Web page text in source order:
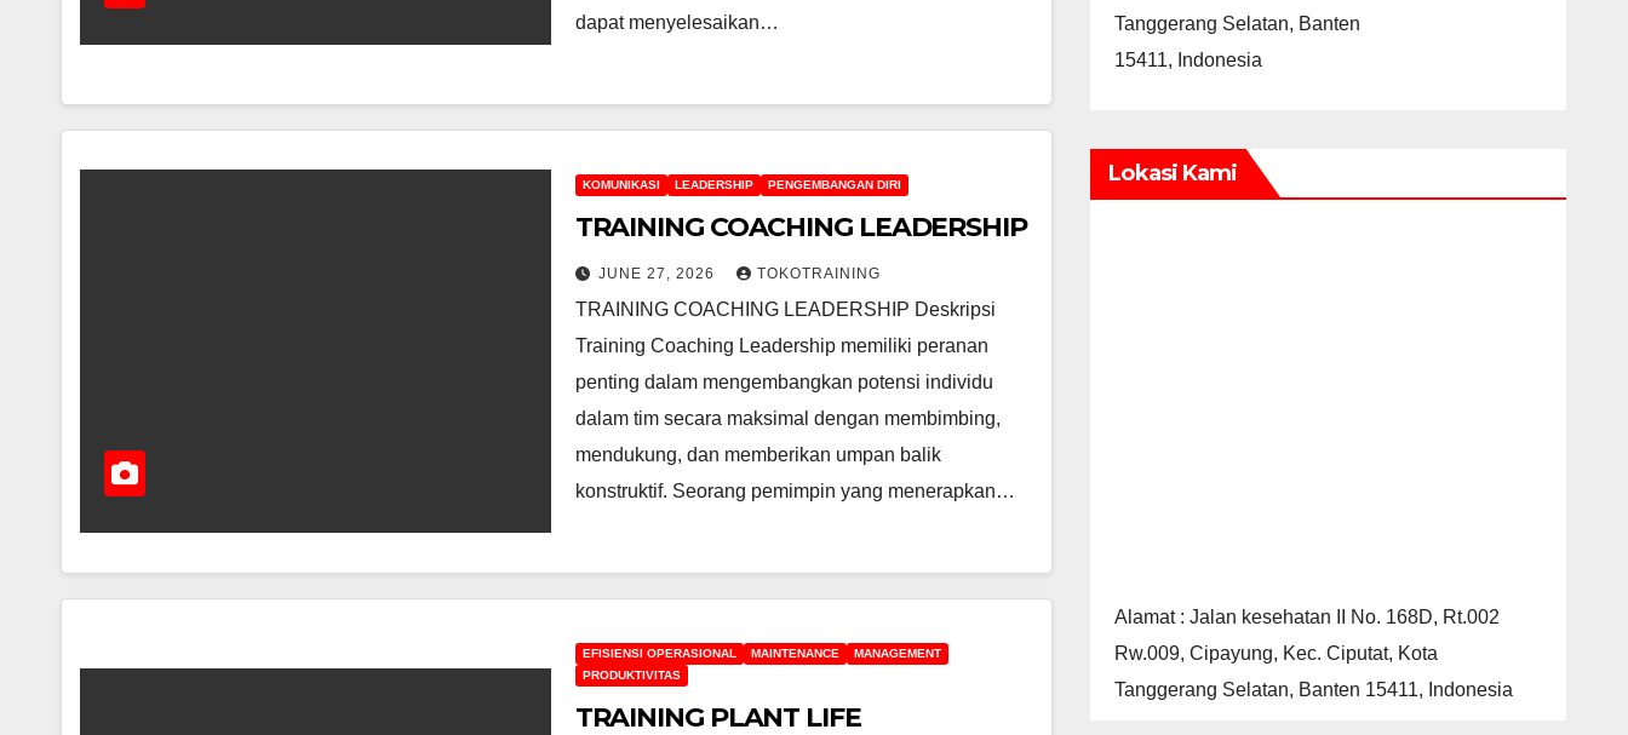
dapat menyelesaikan…
KOMUNIKASI LEADERSHIP PENGEMBANGAN DIRI
TRAINING COACHING LEADERSHIP
JUNE 27, 2026 TOKOTRAINING
TRAINING COACHING LEADERSHIP Deskripsi
Training Coaching Leadership memiliki peranan
penting dalam mengembangkan potensi individu
dalam tim secara maksimal dengan membimbing,
mendukung, dan memberikan umpan balik
konstruktif. Seorang pemimpin yang menerapkan…
EFISIENSI OPERASIONAL MAINTENANCE
MANAGEMENT
PRODUKTIVITAS
TRAINING PLANT LIFE
Tanggerang Selatan, Banten
15411, Indonesia
Lokasi Kami
Alamat : Jalan kesehatan II No. 168D, Rt.002
Rw.009, Cipayung, Kec. Ciputat, Kota
Tanggerang Selatan, Banten 15411, Indonesia